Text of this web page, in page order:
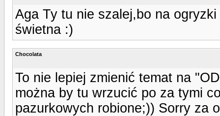
Aga Ty tu nie szalej,bo na
świetna :)
Chocolata
To nie lepiej zmienić temat na
można by tu wrzucić po za tymi
pazurkowych robione;)) Sorry za